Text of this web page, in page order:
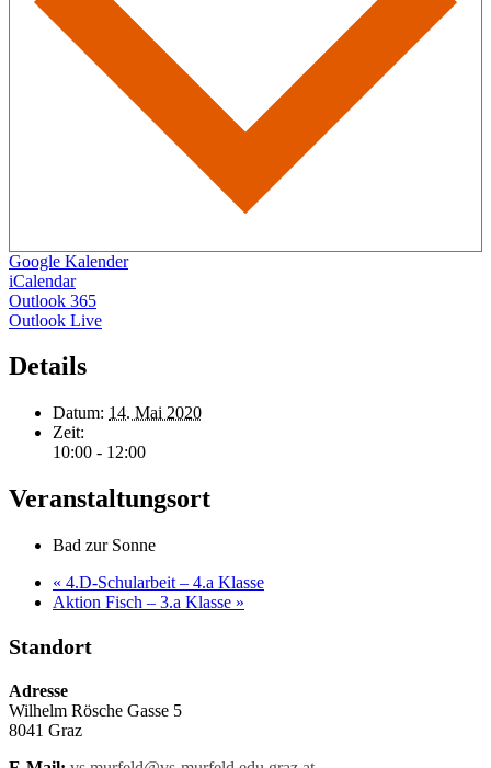
Google Kalender
iCalendar
Outlook 365
Outlook Live
Details
Datum: 14. Mai 2020
Zeit:
10:00 - 12:00
Veranstaltungsort
Bad zur Sonne
« 4.D-Schularbeit – 4.a Klasse
Aktion Fisch – 3.a Klasse »
Standort
Adresse
Wilhelm Rösche Gasse 5
8041 Graz